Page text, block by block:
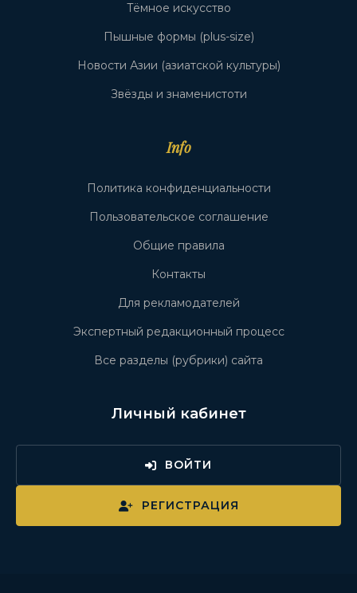
Тёмное искусство
Пышные формы (plus-size)
Новости Азии (азиатской культуры)
Звёзды и знаменистоти
Info
Политика конфиденциальности
Пользовательское соглашение
Общие правила
Контакты
Для рекламодателей
Экспертный редакционный процесс
Все разделы (рубрики) сайта
Личный кабинет
ВОЙТИ
РЕГИСТРАЦИЯ